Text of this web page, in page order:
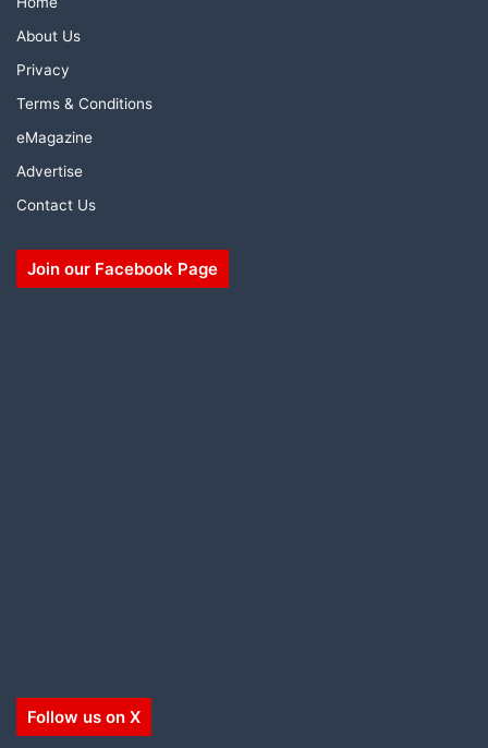
About Us
Privacy
Terms & Conditions
eMagazine
Advertise
Contact Us
Join our Facebook Page
Follow us on X